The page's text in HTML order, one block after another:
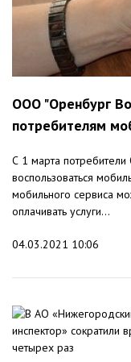
ООО "Оренбург
потребителям
С 1 марта
воспользоваться
мобильного сервиса
оплачивать услуги...
04.03.2021 10:06